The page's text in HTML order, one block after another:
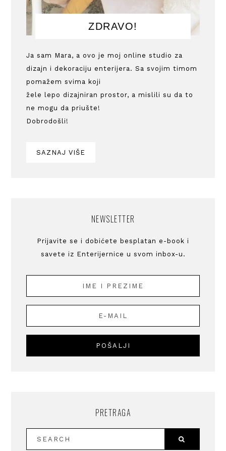
ZDRAVO!
Ja sam Mara, a ovo je moj online studio za
dizajn i dekoraciju enterijera. Sa svojim timom
pomažem svima koji
žele lepo dizajniran prostor, a mislili su da to
ne mogu da priušte!
Dobrodošli!
SAZNAJ VIŠE
NEWSLETTER
Prijavite se i dobićete besplatan e-book i
savete iz Enterijernice u svom inbox-u.
PRETRAGA